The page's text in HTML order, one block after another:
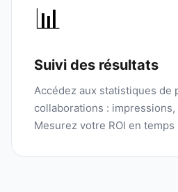
📊
Suivi des résultats
Accédez aux statistiques de
collaborations :
Mesurez votre ROI en temps